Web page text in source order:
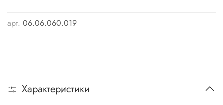
арт. 06.06.060.019
Характеристики